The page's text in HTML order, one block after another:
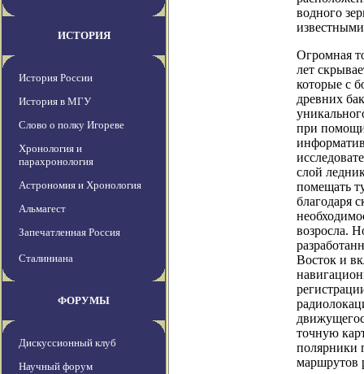
ИСТОРИЯ
История России
История в МГУ
Слово о полку Игореве
Хронология и
парахронология
Астрономия и Хронология
Альмагест
Запечатленная Россия
Сталиниана
ФОРУМЫ
Дискуссионный клуб
Научный форум
водного
Огромная
лет
которые с
древних
при
слой
помещать
благодаря
возросла.
Восток и
точную
полярники
маршрутов